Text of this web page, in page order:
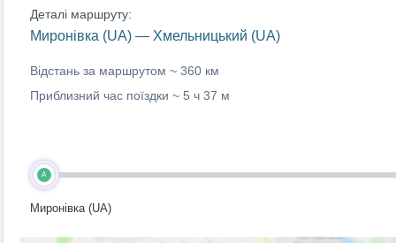
Деталі маршруту:
Миронівка (UA) — Хмельницький (UA)
Відстань за маршрутом ~ 360 км
Приблизний час поїздки ~ 5 ч 37 м
A
Миронівка (UA)